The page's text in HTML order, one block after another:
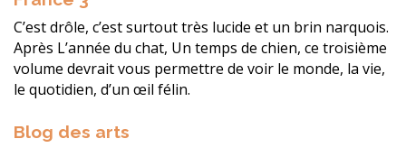
C’est drôle, c’est surtout très lucide et un brin narquois.
Après L’année du chat, Un temps de chien, ce troisième
volume devrait vous permettre de voir le monde, la vie,
le quotidien, d’un œil félin.
Blog des arts